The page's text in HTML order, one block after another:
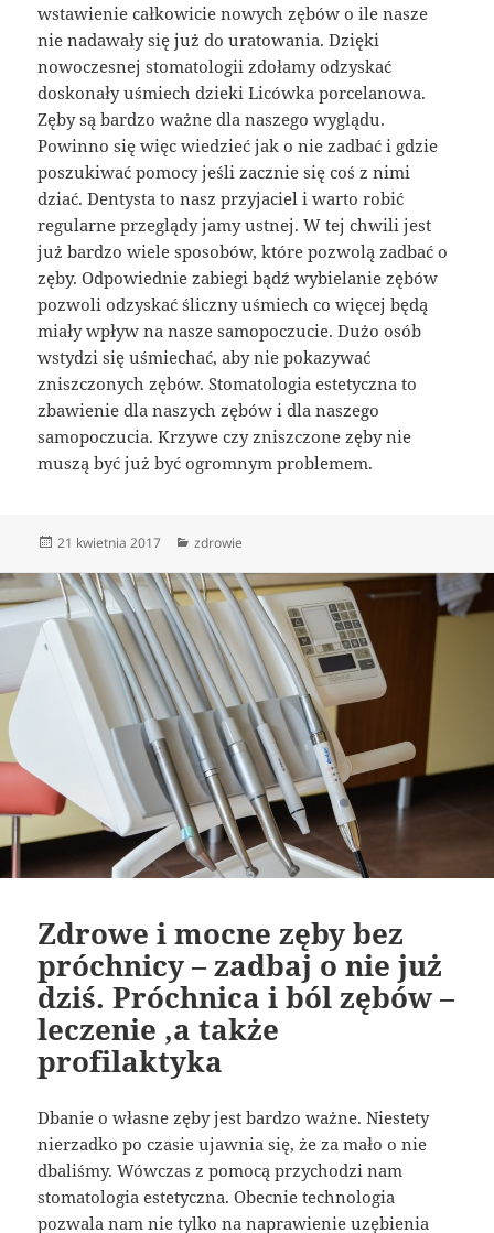
wstawienie całkowicie nowych zębów o ile nasze
nie nadawały się już do uratowania. Dzięki
nowoczesnej stomatologii zdołamy odzyskać
doskonały uśmiech dzieki Licówka porcelanowa.
Zęby są bardzo ważne dla naszego wyglądu.
Powinno się więc wiedzieć jak o nie zadbać i gdzie
poszukiwać pomocy jeśli zacznie się coś z nimi
dziać. Dentysta to nasz przyjaciel i warto robić
regularne przeglądy jamy ustnej. W tej chwili jest
już bardzo wiele sposobów, które pozwolą zadbać o
zęby. Odpowiednie zabiegi bądź wybielanie zębów
pozwoli odzyskać śliczny uśmiech co więcej będą
miały wpływ na nasze samopoczucie. Dużo osób
wstydzi się uśmiechać, aby nie pokazywać
zniszczonych zębów. Stomatologia estetyczna to
zbawienie dla naszych zębów i dla naszego
samopoczucia. Krzywe czy zniszczone zęby nie
muszą być już być ogromnym problemem.
Data
21 kwietnia 2017 Kategorie
zdrowie
Zdrowe i mocne zęby bez
próchnicy – zadbaj o nie już
dziś. Próchnica i ból zębów –
leczenie ,a także
profilaktyka
Dbanie o własne zęby jest bardzo ważne. Niestety
nierzadko po czasie ujawnia się, że za mało o nie
dbaliśmy. Wówczas z pomocą przychodzi nam
stomatologia estetyczna. Obecnie technologia
pozwala nam nie tylko na naprawienie uzębienia